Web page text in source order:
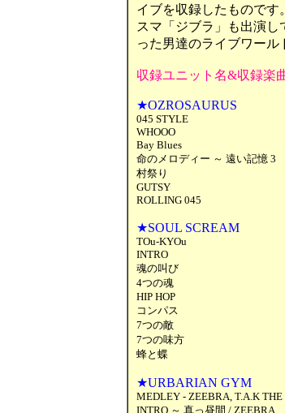
イブを収録したものです
スマ「ジブラ」も出演
った男達のライブワー
収録ユニット名&収録楽
★OZROSAURUS
045 STYLE
WHOOO
Bay Blues
命のメロディー ～ 遠い記憶 3
村祭り
GUTSY
ROLLING 045
★SOUL SCREAM
TOu-KYOu
INTRO
魂の叫び
4つの魂
HIP HOP
コンパス
7つの敵
7つの味方
蜂と蝶
★URBARIAN GYM
MEDLEY - ZEEBRA, T.A.K
INTRO ～ 真っ昼間 / ZEEBRA